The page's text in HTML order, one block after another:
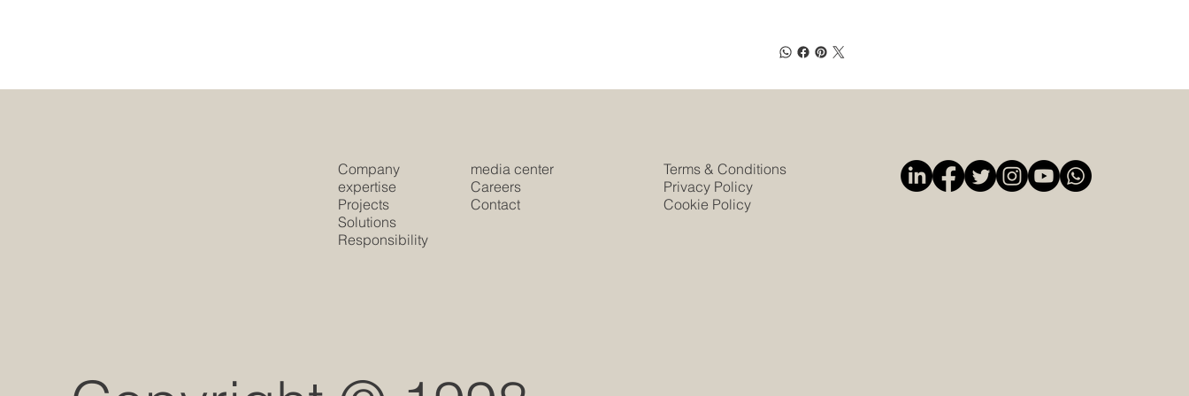
Company
expertise
Projects
Solutions
Responsibility
media center
Careers
Contact
Terms & Conditions
Privacy Policy
Cookie Policy